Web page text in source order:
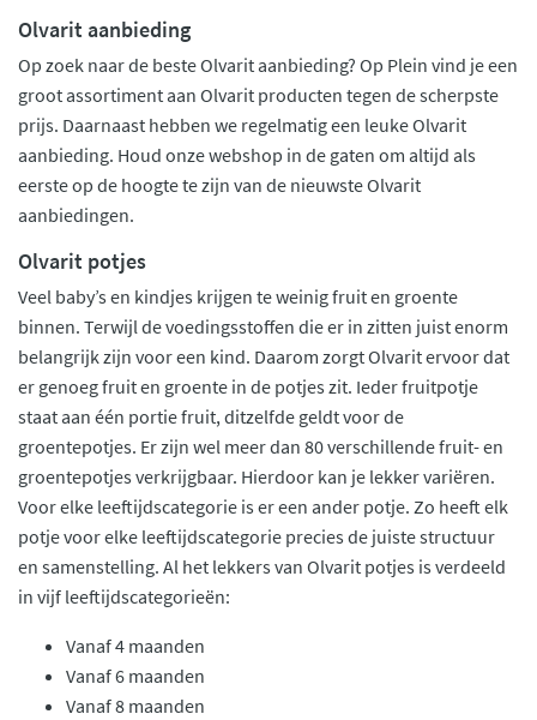
Olvarit aanbieding
Op zoek naar de beste Olvarit aanbieding? Op Plein vind je een
groot assortiment aan Olvarit producten tegen de scherpste
prijs. Daarnaast hebben we regelmatig een leuke Olvarit
aanbieding. Houd onze webshop in de gaten om altijd als
eerste op de hoogte te zijn van de nieuwste Olvarit
aanbiedingen.
Olvarit potjes
Veel baby’s en kindjes krijgen te weinig fruit en groente
binnen. Terwijl de voedingsstoffen die er in zitten juist enorm
belangrijk zijn voor een kind. Daarom zorgt Olvarit ervoor dat
er genoeg fruit en groente in de potjes zit. Ieder fruitpotje
staat aan één portie fruit, ditzelfde geldt voor de
groentepotjes. Er zijn wel meer dan 80 verschillende fruit- en
groentepotjes verkrijgbaar. Hierdoor kan je lekker variëren.
Voor elke leeftijdscategorie is er een ander potje. Zo heeft elk
potje voor elke leeftijdscategorie precies de juiste structuur
en samenstelling. Al het lekkers van Olvarit potjes is verdeeld
in vijf leeftijdscategorieën:
Vanaf 4 maanden
Vanaf 6 maanden
Vanaf 8 maanden